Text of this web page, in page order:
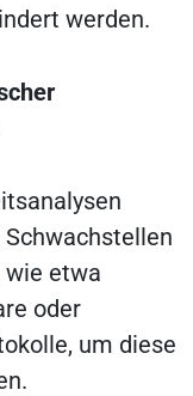
werden.
etwa
oder
um diese